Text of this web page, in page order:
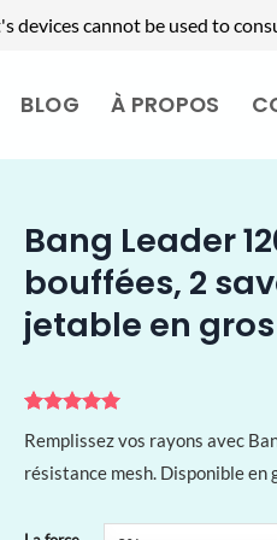
devices cannot be used to
BLOG À PROPOS
Bang Leader
bouffées, 2
jetable en gros
5 basé sur
notation
client
Remplissez vos rayons avec
résistance mesh. Disponible en